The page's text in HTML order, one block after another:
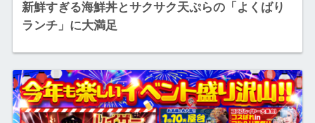
新鮮すぎる海鮮丼とサクサク天ぷらの「よくばり
ランチ」に大満足